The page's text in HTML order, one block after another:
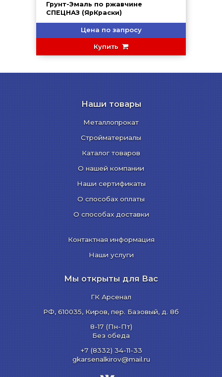
Грунт-Эмаль по ржавчине
СПЕЦНАЗ (ЯрКраски)
Цена по запросу
Купить
Наши товары
Металлопрокат
Стройматериалы
Каталог товаров
О нашей компании
Наши сертификаты
О способах оплаты
О способах доставки
Контактная информация
Наши услуги
Мы открыты для Вас
ГК Арсенал
РФ, 610035, Киров, пер. Базовый, д. 8б
8-17 (Пн-Пт)
Без обеда
+7 (8332) 34-11-33
gkarsenalkirov@mail.ru